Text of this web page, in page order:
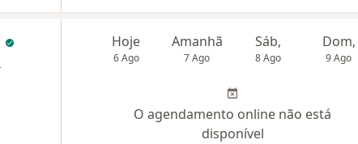
Hoje
6 Ago
Amanhã
7 Ago
Sáb,
8 Ago
Dom,
9 Ago
O agendamento online não está
disponível